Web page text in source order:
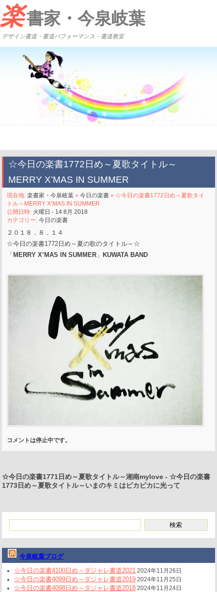
楽書家・今泉岐葉
デザイン書道・書道パフォーマンス・書道教室
☆今日の楽書1772日め～夏歌タイトル～
MERRY X’MAS IN SUMMER
現在地:楽書家・今泉岐葉 »今日の楽書 » ☆今日の楽書1772日め～夏歌タイ
トル～MERRY X’MAS IN SUMMER
公開日時: 火曜日 - 14 8月 2018
カテゴリー:今日の楽書
２０１８．８．１４
☆今日の楽書1772日め～夏の歌のタイトル～☆
「 MERRY X’MAS IN SUMMER 」 KUWATA BAND
コメントは停止中です。
☆今日の楽書1771日め～夏歌タイトル～湘南mylove -☆今日の楽書
1773日め～夏歌タイトル～いまのキミはピカピカに光って
今泉岐葉ブログ
☆今日の楽書4100日め～ダジャレ書道2021 2024年11月26日
☆今日の楽書4099日め～ダジャレ書道2019 2024年11月25日
☆今日の楽書4098日め～ダジャレ書道2018 2024年11月24日